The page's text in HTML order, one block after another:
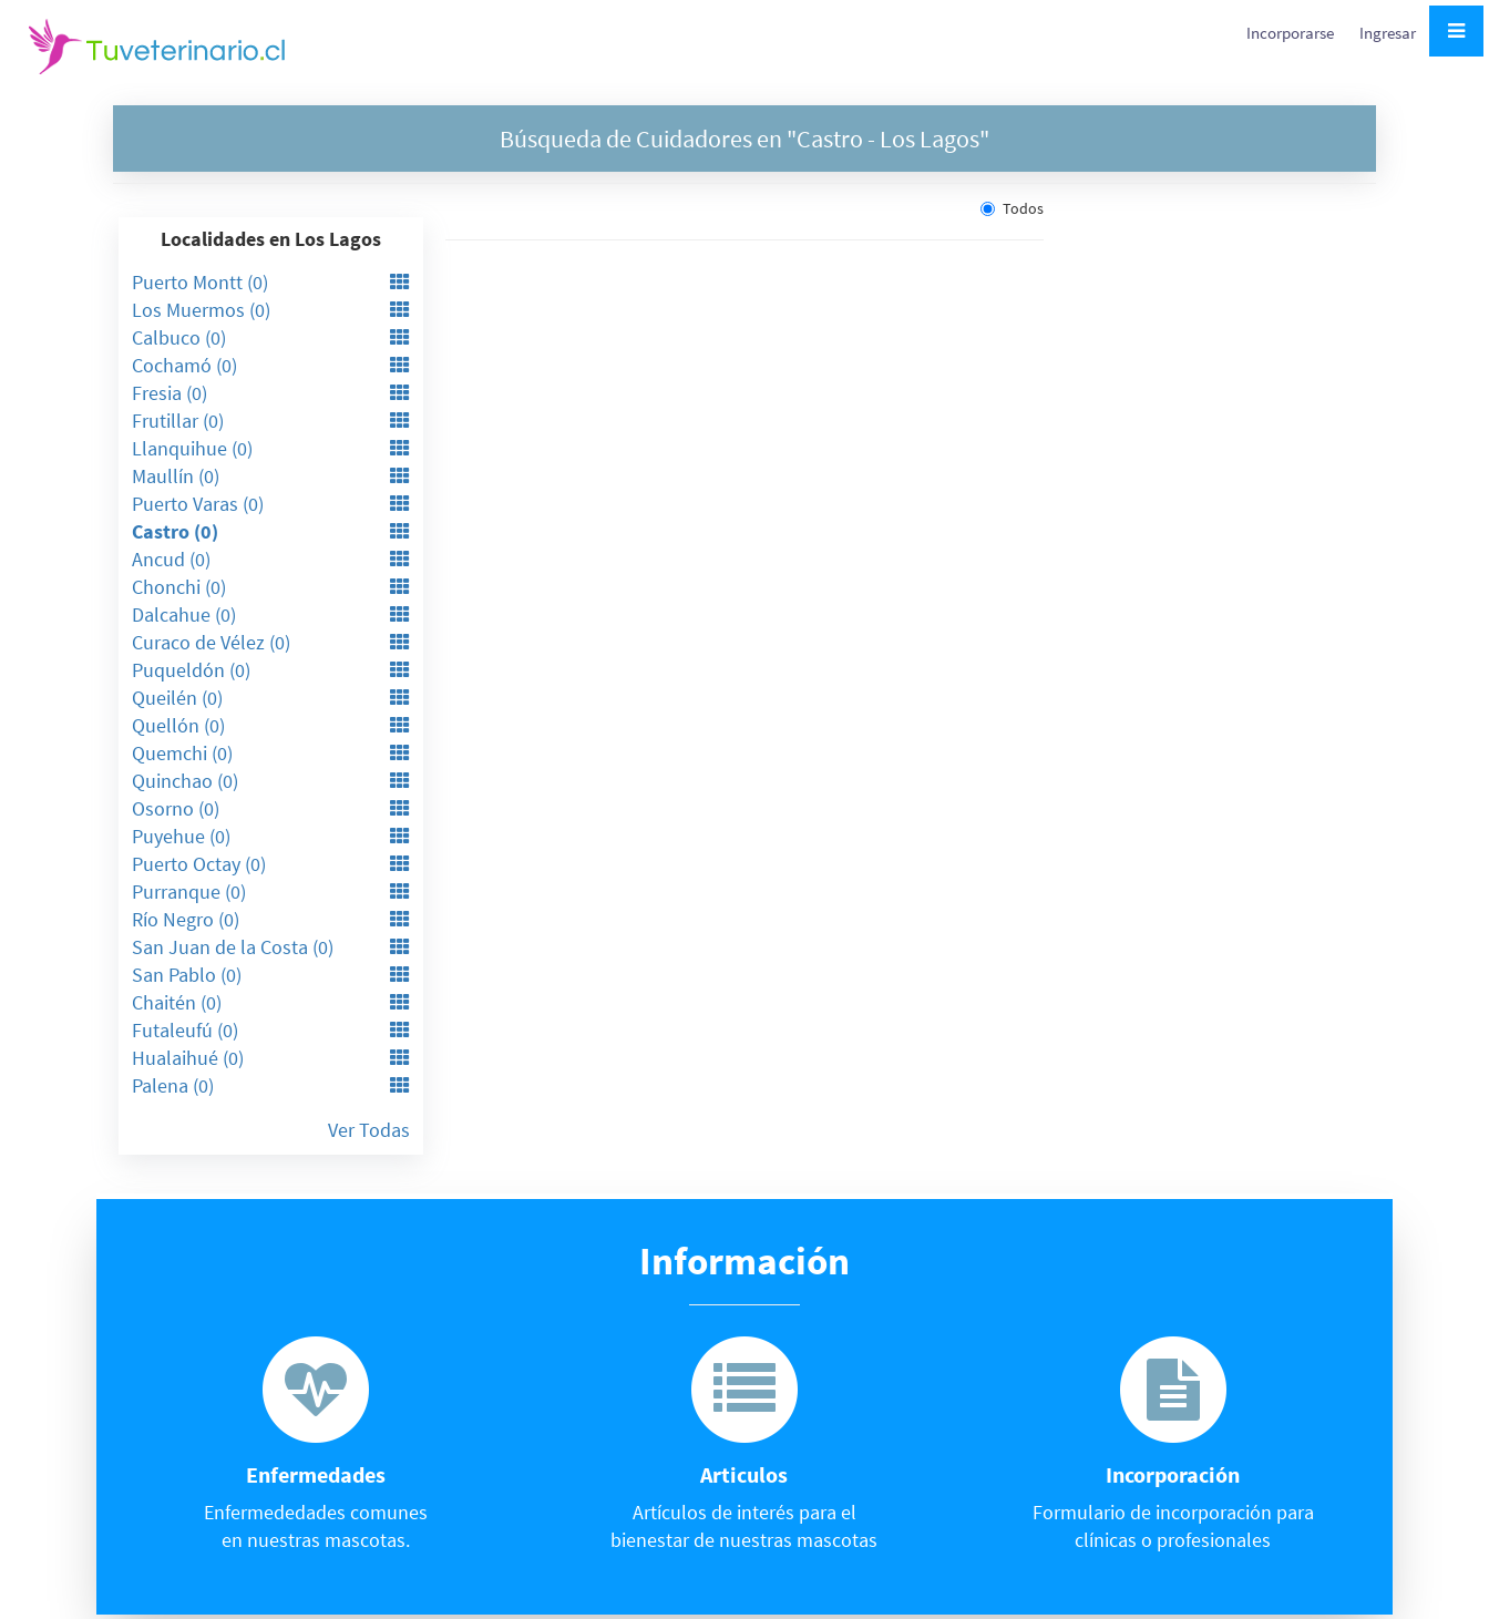
Incorporarse Ingresar
Búsqueda de Cuidadores en "Castro - Los Lagos"
Localidades en Los Lagos
Puerto Montt (0)
Los Muermos (0)
Calbuco (0)
Cochamó (0)
Fresia (0)
Frutillar (0)
Llanquihue (0)
Maullín (0)
Puerto Varas (0)
Castro (0)
Ancud (0)
Chonchi (0)
Dalcahue (0)
Curaco de Vélez (0)
Puqueldón (0)
Queilén (0)
Quellón (0)
Quemchi (0)
Quinchao (0)
Osorno (0)
Puyehue (0)
Puerto Octay (0)
Purranque (0)
Río Negro (0)
San Juan de la Costa (0)
San Pablo (0)
Chaitén (0)
Futaleufú (0)
Hualaihué (0)
Palena (0)
Ver Todas
Todos
Información
Enfermedades
Enfermededades comunes
en nuestras mascotas.
Articulos
Artículos de interés para el
bienestar de nuestras mascotas
Incorporación
Formulario de incorporación para
clínicas o profesionales